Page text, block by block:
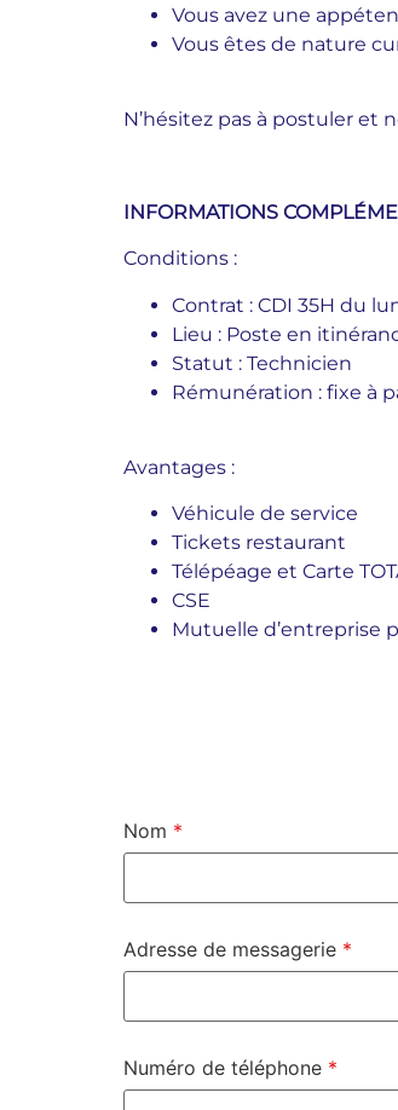
Vous avez une
Vous êtes de nature
N’hésitez pas à postuler et
INFORMATIONS
Conditions :
Contrat : CDI 35H du
Lieu : Poste en
Statut : Technicien
Rémunération : fixe à
Avantages :
Véhicule de service
Tickets restaurant
Télépéage et Carte
CSE
Mutuelle d’entreprise
Nom *
Adresse de messagerie *
Numéro de téléphone *